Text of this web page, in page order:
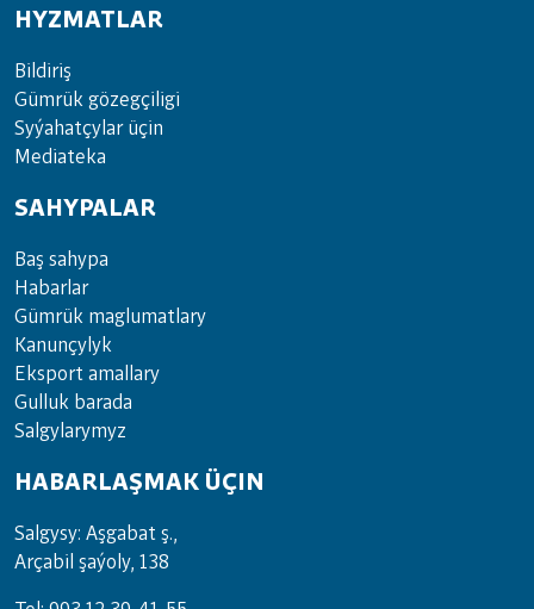
HYZMATLAR
Bil­di­riş
Güm­rük gö­zeg­çi­li­gi
Sy­ýa­hat­çy­lar ü­çin
Media­teka
SAHYPALAR
Baş sahypa
Habarlar
Gümrük maglumatlary
Kanunçylyk
Eksport amallary
Gulluk barada
Salgylarymyz
HABARLAŞMAK ÜÇIN
Salgysy: Aşgabat ş.,
Arçabil şaýoly, 138